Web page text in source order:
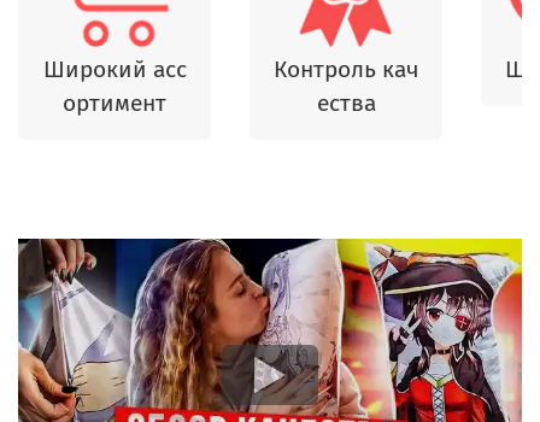
Широкий асс
ортимент
Контроль кач
ества